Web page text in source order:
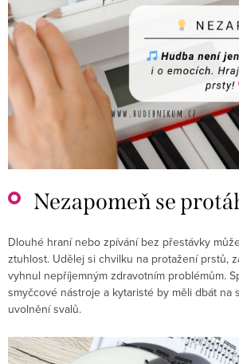
Nezapomeň se
Dlouhé hraní nebo zpívání bez přestávky
ztuhlost. Udělej si chvilku na protažení prstů,
vyhnul nepříjemným zdravotním problémům.
smyčcové nástroje a kytaristé by měli dbát na
uvolnění svalů.